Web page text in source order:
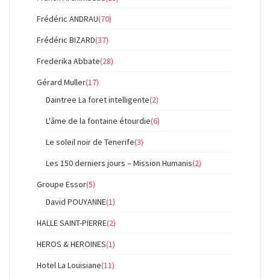
Frédéric ANDRAU(70)
Frédéric BIZARD(37)
Frederika Abbate(28)
Gérard Muller(17)
Daintree La foret intelligente(2)
L'âme de la fontaine étourdie(6)
Le soleil noir de Tenerife(3)
Les 150 derniers jours – Mission Humanis(2)
Groupe Essor(5)
David POUYANNE(1)
HALLE SAINT-PIERRE(2)
HEROS & HEROINES(1)
Hotel La Louisiane(11)